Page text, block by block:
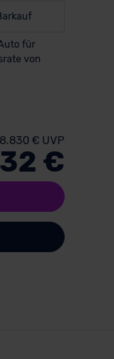
für
von
€ UVP
€